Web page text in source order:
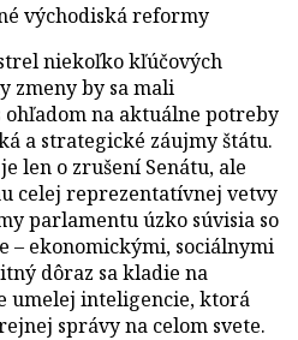
východiská reformy
niekoľko kľúčových
zmeny by sa mali
ohľadom na aktuálne potreby
a strategické záujmy štátu.
len o zrušení Senátu, ale
celej reprezentatívnej vetvy
parlamentu úzko súvisia so
– ekonomickými, sociálnymi
dôraz sa kladie na
umelej inteligencie, ktorá
správy na celom svete.